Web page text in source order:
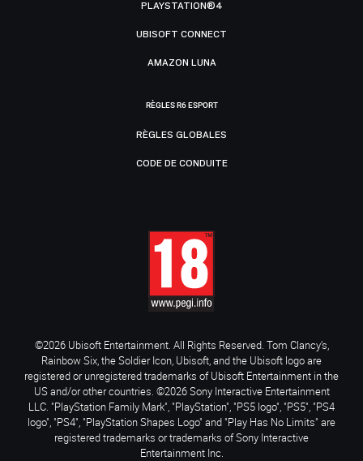
PLAYSTATION®4
UBISOFT CONNECT
AMAZON LUNA
RÈGLES R6 ESPORT
RÈGLES GLOBALES
CODE DE CONDUITE
©2026 Ubisoft Entertainment. All Rights Reserved. Tom Clancy’s,
Rainbow Six, the Soldier Icon, Ubisoft, and the Ubisoft logo are
registered or unregistered trademarks of Ubisoft Entertainment in the
US and/or other countries. ©2026 Sony Interactive Entertainment
LLC. "PlayStation Family Mark", "PlayStation", "PS5 logo", "PS5", "PS4
logo", "PS4", "PlayStation Shapes Logo" and "Play Has No Limits" are
registered trademarks or trademarks of Sony Interactive
Entertainment Inc.